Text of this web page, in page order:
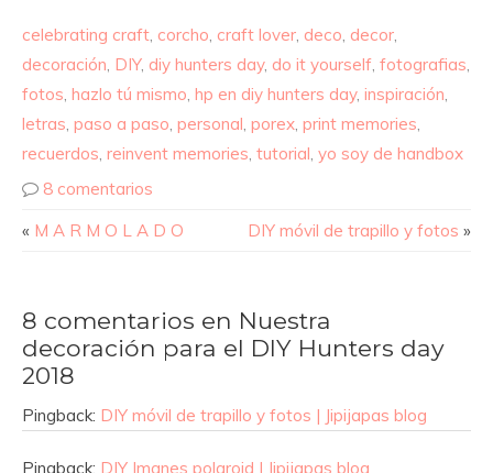
celebrating craft, corcho, craft lover, deco, decor,
decoración, DIY, diy hunters day, do it yourself, fotografias,
fotos, hazlo tú mismo, hp en diy hunters day, inspiración,
letras, paso a paso, personal, porex, print memories,
recuerdos, reinvent memories, tutorial, yo soy de handbox
8 comentarios
« M A R M O L A D O DIY móvil de trapillo y fotos »
8 comentarios en Nuestra
decoración para el DIY Hunters day
2018
Pingback: DIY móvil de trapillo y fotos | Jipijapas blog
Pingback: DIY Imanes polaroid | Jipijapas blog